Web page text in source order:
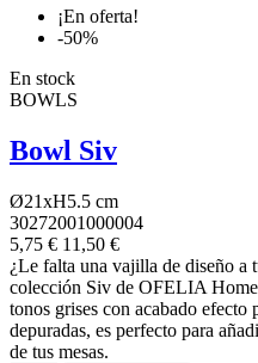
¡En oferta!
-50%
En stock
BOWLS
Bowl Siv
Ø21xH5.5 cm
30272001000004
5,75 € 11,50 €
¿Le falta una vajilla de diseño a
colección Siv de OFELIA
tonos grises con acabado efecto
depuradas, es perfecto para
de tus mesas.